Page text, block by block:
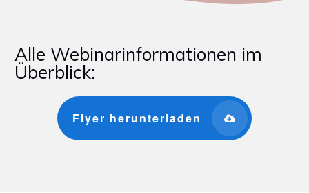
Alle Webinarinformationen im
Überblick:
Flyer herunterladen